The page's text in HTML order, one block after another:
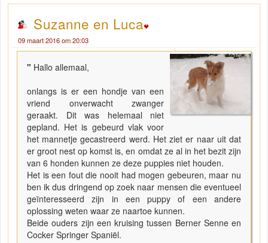
Suzanne en Luca
09 maart 2016 om 20:03
" Hallo allemaal,
onlangs is er een hondje van een
vriend onverwacht zwanger
geraakt. Dit was helemaal niet
gepland. Het is gebeurd vlak voor
het mannetje gecastreerd werd. Het ziet er naar uit dat
er groot nest op komst is, en omdat ze al in het bezit zijn
van 6 honden kunnen ze deze puppies niet houden.
Het is een fout die nooit had mogen gebeuren, maar nu
ben ik dus dringend op zoek naar mensen die eventueel
geïnteresseerd zijn in een puppy of een andere
oplossing weten waar ze naartoe kunnen.
Beide ouders zijn een kruising tussen Berner Senne en
Cocker Springer Spaniël.